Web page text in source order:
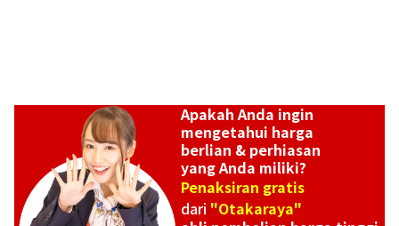
Apakah Anda ingin
mengetahui harga
berlian & perhiasan
yang Anda miliki?
Penaksiran gratis
dari "Otakaraya"